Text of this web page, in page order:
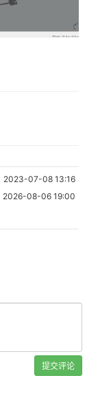
2023-07-08 13:16
2026-08-06 19:00
提交评论